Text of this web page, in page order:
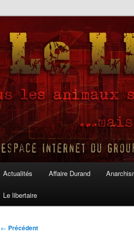
Le Libertaire
Actualités Affaire Durand
Le libertaire
Navigation
← Précédent